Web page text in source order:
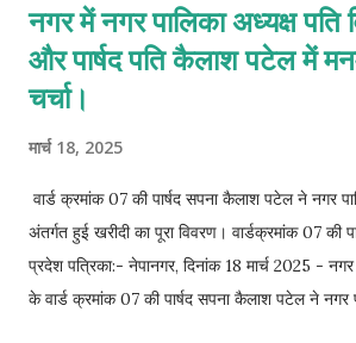
नगर में नगर पालिका अध्यक्ष पति
और पार्षद पति कैलाश पटेल में
चर्चा।
मार्च 18, 2025
वार्ड क्रमांक 07 की पार्षद सपना कैलाश पटेल ने नगर
अंतर्गत हुई खरीदी का पूरा विवरण। वार्डक्रमांक 07 की
प्रदेश पत्रिका:- नेपानगर, दिनांक 18 मार्च 2025 - नगर
के वार्ड क्रमांक 07 की पार्षद सपना कैलाश पटेल ने नगर